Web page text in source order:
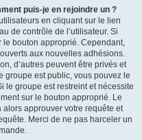
puis-je en rejoindre un ?
en cliquant sur le lien
de contrôle de l’utilisateur. Si
bouton approprié. Cependant,
aux nouvelles adhésions.
d’autres peuvent être privés et
groupe est public, vous pouvez le
le groupe est restreint et nécessite
sur le bouton approprié. Le
approuver votre requête et
Merci de ne pas harceler un